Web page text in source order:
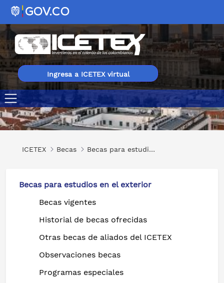
Ingresa a ICETEX virtual
Becas de alojamiento en el Colegio Mayor Miguel
ICETEX Becas Becas para estudios en el exterior
Becas para estudios en el exterior
Becas vigentes
Historial de becas ofrecidas
Otras becas de aliados del ICETEX
Observaciones becas
Programas especiales